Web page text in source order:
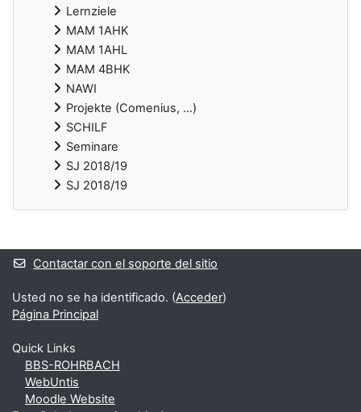
Lernziele
MAM 1AHK
MAM 1AHL
MAM 4BHK
NAWI
Projekte (Comenius, ...)
SCHILF
Seminare
SJ 2018/19
SJ 2018/19
Bloques suplementarios
Contactar con el soporte del sitio
Usted no se ha identificado. (Acceder)
Página Principal
Quick Links
BBS-ROHRBACH
WebUntis
Moodle Website